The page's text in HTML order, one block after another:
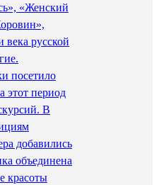
«Женский
русской
посетило
этот период
В
добавились
объединена
красоты